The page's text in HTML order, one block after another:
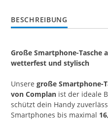
BESCHREIBUNG
Große Smartphone-Tasche
wetterfest und stylisch
Unseregroße Smartphone-
von Complan ist der ideale
schützt dein Handy
Smartphones bis maximal